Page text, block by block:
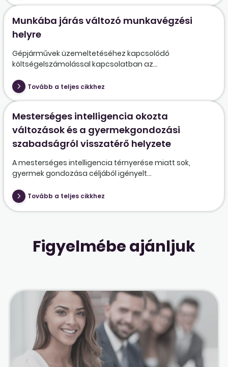
Munkába járás változó munkavégzési
helyre
Gépjárművek üzemeltetéséhez kapcsolódó
költségelszámolással kapcsolatban az...
Tovább a teljes cikkhez
Mesterséges intelligencia okozta
változások és a gyermekgondozási
szabadságról visszatérő helyzete
A mesterséges intelligencia térnyerése miatt sok,
gyermek gondozása céljából igényelt...
Tovább a teljes cikkhez
Figyelmébe ajánljuk